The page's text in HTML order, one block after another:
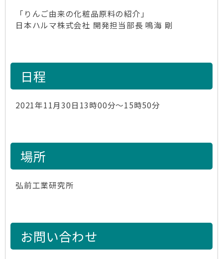
「りんご由来の化粧品原料の紹介」
日本ハルマ株式会社 開発担当部長 鳴海 剛
日程
2021年11月30日13時00分～15時50分
場所
弘前工業研究所
お問い合わせ